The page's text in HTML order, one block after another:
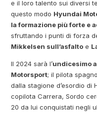
e il loro talento sui diversi
questo modo Hyundai
la formazione più forte e
sfruttando i punti di forza
Mikkelsen sull’asfalto e
Il 2024 sarà l’undicesimo
Motorsport; il pilota
dalla stagione d’esordio di
copilota Carrera, Sordo
20 da lui conquistati negli